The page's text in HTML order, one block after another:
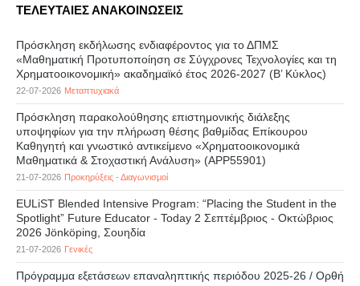
ΤΕΛΕΥΤΑΙΕΣ ΑΝΑΚΟΙΝΩΣΕΙΣ
Πρόσκληση εκδήλωσης ενδιαφέροντος για το ΔΠΜΣ
«Μαθηματική Προτυποποίηση σε Σύγχρονες Τεχνολογίες και τη
Χρηματοοικονομική» ακαδημαϊκό έτος 2026-2027 (B’ Kύκλος)
22-07-2026 Μεταπτυχιακά
Πρόσκληση παρακολούθησης επιστημονικής διάλεξης
υποψηφίων για την πλήρωση θέσης βαθμίδας Επίκουρου
Καθηγητή και γνωστικό αντικείμενο «Χρηματοοικονομικά
Μαθηματικά & Στοχαστική Ανάλυση» (APP55901)
21-07-2026 Προκηρύξεις - Διαγωνισμοί
EULiST Blended Intensive Program: “Placing the Student in the
Spotlight” Future Educator - Today 2 Σεπτέμβριος - Οκτώβριος
2026 Jönköping, Σουηδία
21-07-2026 Γενικές
Πρόγραμμα εξετάσεων επαναληπτικής περιόδου 2025-26 / Ορθή